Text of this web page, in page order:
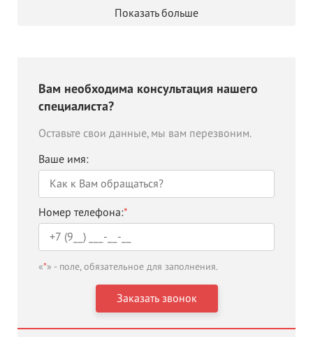
Показать больше
Вам необходима консультация нашего
специалиста?
Оставьте свои данные, мы вам перезвоним.
Ваше имя:
Номер телефона:*
«*» - поле, обязательное для заполнения.